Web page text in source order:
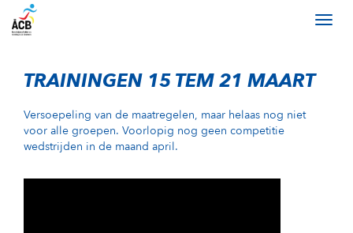
TRAININGEN 15 TEM 21 MAART
Versoepeling van de maatregelen, maar helaas nog niet
voor alle groepen. Voorlopig nog geen competitie
wedstrijden in de maand april.